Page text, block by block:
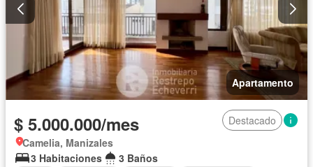
Apartamento
$ 5.000.000/mes
Destacado
Camelia, Manizales
3 Habitaciones
3 Baños